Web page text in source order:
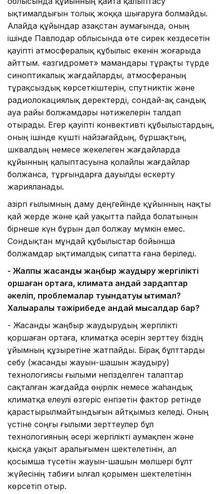
ықтималдығын толық жоққа шығаруға болмайды.
Алайда құйындар Қазақстан аумағында, оның
ішінде Павлодар облысында өте сирек кездесетін
қауіпті атмосфералық құбылыс екенін жоғарыда
айттым. «Қазгидромет» мамандары тұрақты түрде
синоптикалық жағдайларды, атмосфераның
тұрақсыздық көрсеткіштерін, спутниктік және
радиолокациялық деректерді, сондай-ақ сандық
ауа райы болжамдары нәтижелерін талдап
отырады. Егер қауіпті конвективті құбылыстардың,
оның ішінде күшті найзағайдың, бұршақтың,
шквалдың немесе жекелеген жағдайларда
құйынның қалыптасуына қолайлы жағдайлар
болжанса, тұрғындарға дауылды ескерту
жарияланады.
Қазіргі ғылымның даму деңгейінде құйынның нақты
қай жерде және қай уақытта пайда болатынын
бірнеше күн бұрын дәл болжау мүмкін емес.
Сондықтан мұндай құбылыстар бойынша
болжамдар ықтималдық сипатта ғана беріледі.
- Жалпы жасанды жаңбыр жаудыру жергілікті
қоршаған ортаға, климатқа қандай зардаптар
әкеліп, проблемалар туындатуы ықтимал?
Халықаралық тәжірибеде қандай мысалдар бар?
- Жасанды жаңбыр жаудырудың жергілікті
қоршаған ортаға, климатқа әсерін зерттеу біздің
ұйымның құзыретіне жатпайды. Бірақ бұлттарды
себу (жасанды жауын-шашын жаудыру)
технологиясы ғылыми негізделген талаптар
сақталған жағдайда өңірлік немесе жаһандық
климатқа елеулі өзгеріс енгізетін фактор ретінде
қарастырылмайтындығын айтқымыз келеді. Оның
үстіне соңғы ғылыми зерттеулер бұл
технологияның әсері жергілікті аумақпен және
қысқа уақыт аралығымен шектелетінін, ал
қосымша түсетін жауын-шашын мөлшері бұлт
жүйесінің табиғи ылғал қорымен шектелетінін
көрсетіп отыр.